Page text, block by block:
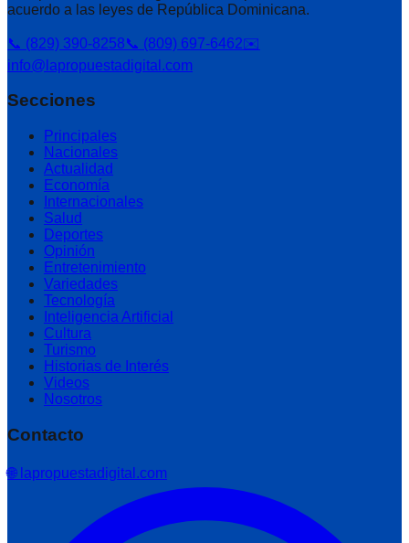
acuerdo a las leyes de República Dominicana.
📞 (829) 390-8258📞 (809) 697-6462✉️
info@lapropuestadigital.com
Secciones
Principales
Nacionales
Actualidad
Economía
Internacionales
Salud
Deportes
Opinión
Entretenimiento
Variedades
Tecnología
Inteligencia Artificial
Cultura
Turismo
Historias de Interés
Videos
Nosotros
Contacto
🌐 lapropuestadigital.com